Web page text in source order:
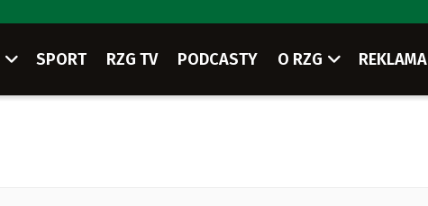
SPORT RZG TV PODCASTY O RZG REKLAMA